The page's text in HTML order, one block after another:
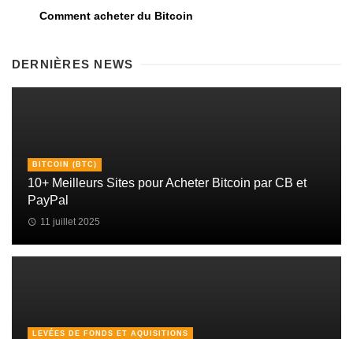
Comment acheter du Bitcoin
DERNIÈRES NEWS
BITCOIN (BTC)
10+ Meilleurs Sites pour Acheter Bitcoin par CB et
PayPal
11 juillet 2025
LEVÉES DE FONDS ET AQUISITIONS